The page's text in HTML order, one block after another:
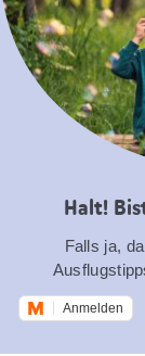
Halt!
Falls ja,
Anmelden